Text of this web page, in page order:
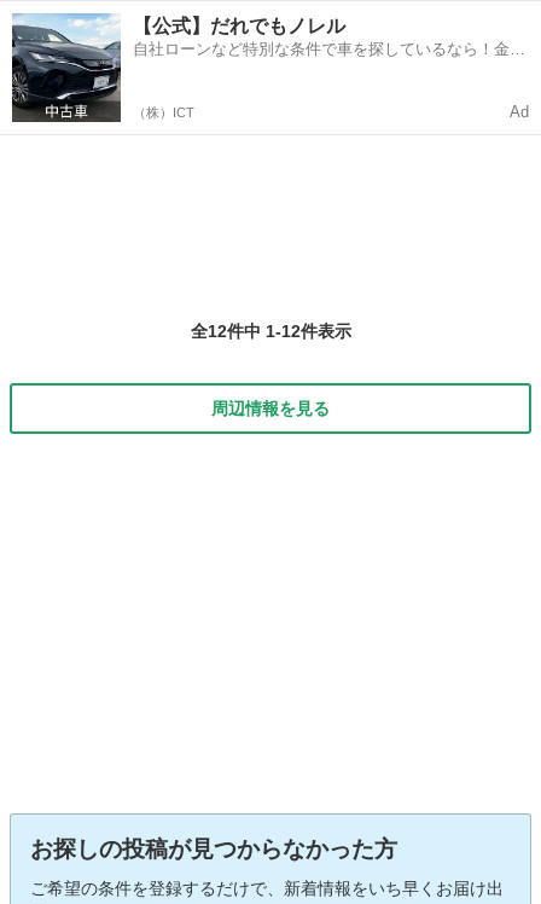
談して下さい ネットで購入したエアコンも取付いたします
見積もり無料です よろしくお願いいたします
鹿児島 鹿児島市 鹿児島駅 電気工事
【公式】だれでもノレル
自社ローンなど特別な条件で車を探しているなら！金利
（株）ICT Ad
全12件中 1-12件表示
周辺情報を見る
お探しの投稿が見つからなかった方
ご希望の条件を登録するだけで、新着情報をいち早くお届け出